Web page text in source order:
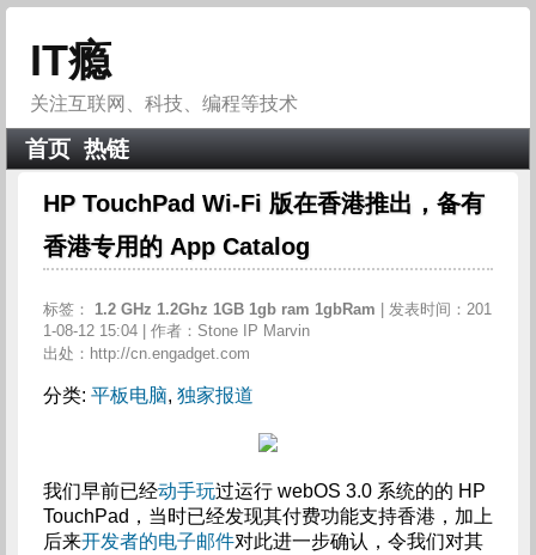
IT瘾
关注互联网、科技、编程等技术
首页 热链
HP TouchPad Wi-Fi 版在香港推出，备有
香港专用的 App Catalog
标签： 1.2 GHz 1.2Ghz 1GB 1gb ram 1gbRam
| 发表时间：201
1-08-12 15:04 | 作者：Stone IP Marvin
出处：http://cn.engadget.com
分类: 平板电脑, 独家报道
我们早前已经动手玩过运行 webOS 3.0 系统的的 HP
TouchPad，当时已经发现其付费功能支持香港，加上
后来开发者的电子邮件对此进一步确认，令我们对其